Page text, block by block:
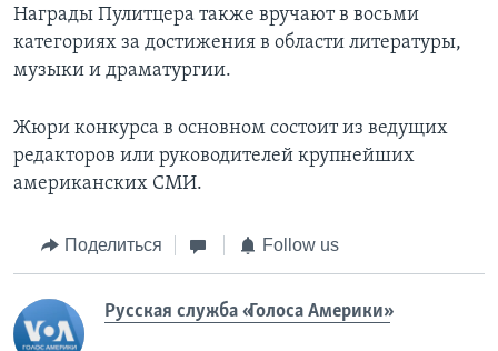
Награды Пулитцера также вручают в восьми
категориях за достижения в области литературы,
музыки и драматургии.
Жюри конкурса в основном состоит из ведущих
редакторов или руководителей крупнейших
американских СМИ.
Поделиться Follow us
Русская служба «Голоса Америки»